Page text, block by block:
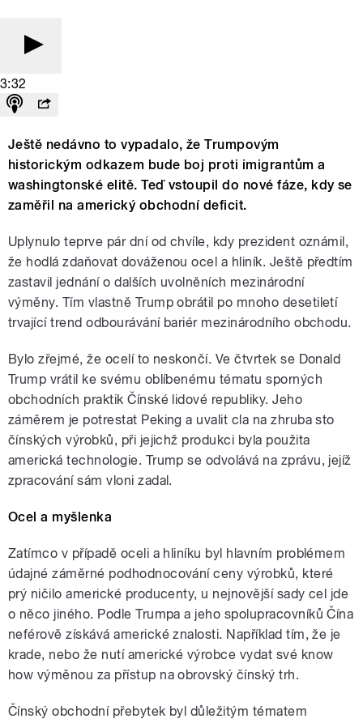
3:32
Ještě nedávno to vypadalo, že Trumpovým
historickým odkazem bude boj proti imigrantům a
washingtonské elitě. Teď vstoupil do nové fáze, kdy se
zaměřil na americký obchodní deficit.
Uplynulo teprve pár dní od chvíle, kdy prezident oznámil,
že hodlá zdaňovat dováženou ocel a hliník. Ještě předtím
zastavil jednání o dalších uvolněních mezinárodní
výměny. Tím vlastně Trump obrátil po mnoho desetiletí
trvající trend odbourávání bariér mezinárodního obchodu.
Bylo zřejmé, že ocelí to neskončí. Ve čtvrtek se Donald
Trump vrátil ke svému oblíbenému tématu sporných
obchodních praktik Čínské lidové republiky. Jeho
záměrem je potrestat Peking a uvalit cla na zhruba sto
čínských výrobků, při jejichž produkci byla použita
americká technologie. Trump se odvolává na zprávu, jejíž
zpracování sám vloni zadal.
Ocel a myšlenka
Zatímco v případě oceli a hliníku byl hlavním problémem
údajné záměrné podhodnocování ceny výrobků, které
prý ničilo americké producenty, u nejnovější sady cel jde
o něco jiného. Podle Trumpa a jeho spolupracovníků Čína
neférově získává americké znalosti. Například tím, že je
krade, nebo že nutí americké výrobce vydat své know
how výměnou za přístup na obrovský čínský trh.
Čínský obchodní přebytek byl důležitým tématem